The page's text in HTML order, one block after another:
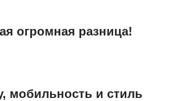
огромная разница!
мобильность и стиль